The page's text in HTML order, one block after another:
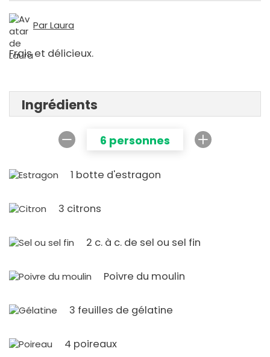
Par Laura
Frais et délicieux.
Ingrédients
6 personnes
1 botte d'estragon
3 citrons
2 c. à c. de sel ou sel fin
Poivre du moulin
3 feuilles de gélatine
4 poireaux